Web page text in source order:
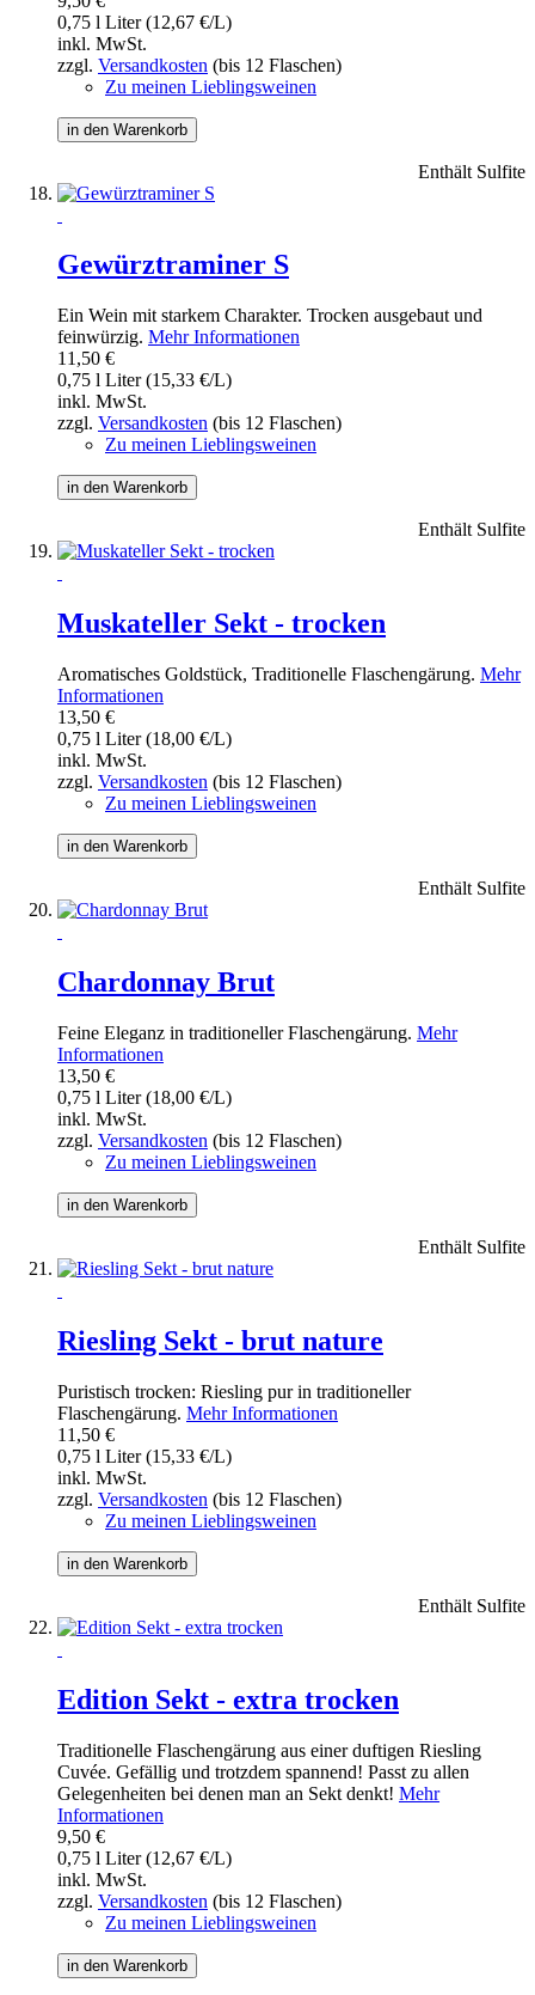
0,75 l Liter (12,67 €/L)
inkl. MwSt.
zzgl. Versandkosten (bis 12 Flaschen)
Zu meinen Lieblingsweinen
in den Warenkorb
Enthält Sulfite
Gewürztraminer S
Ein Wein mit starkem Charakter. Trocken ausgebaut und
feinwürzig. Mehr Informationen
11,50 €
0,75 l Liter (15,33 €/L)
inkl. MwSt.
zzgl. Versandkosten (bis 12 Flaschen)
Zu meinen Lieblingsweinen
in den Warenkorb
Enthält Sulfite
Muskateller Sekt - trocken
Aromatisches Goldstück, Traditionelle Flaschengärung. Mehr
Informationen
13,50 €
0,75 l Liter (18,00 €/L)
inkl. MwSt.
zzgl. Versandkosten (bis 12 Flaschen)
Zu meinen Lieblingsweinen
in den Warenkorb
Enthält Sulfite
Chardonnay Brut
Feine Eleganz in traditioneller Flaschengärung. Mehr
Informationen
13,50 €
0,75 l Liter (18,00 €/L)
inkl. MwSt.
zzgl. Versandkosten (bis 12 Flaschen)
Zu meinen Lieblingsweinen
in den Warenkorb
Enthält Sulfite
Riesling Sekt - brut nature
Puristisch trocken: Riesling pur in traditioneller
Flaschengärung. Mehr Informationen
11,50 €
0,75 l Liter (15,33 €/L)
inkl. MwSt.
zzgl. Versandkosten (bis 12 Flaschen)
Zu meinen Lieblingsweinen
in den Warenkorb
Enthält Sulfite
Edition Sekt - extra trocken
Traditionelle Flaschengärung aus einer duftigen Riesling
Cuvée. Gefällig und trotzdem spannend! Passt zu allen
Gelegenheiten bei denen man an Sekt denkt! Mehr
Informationen
9,50 €
0,75 l Liter (12,67 €/L)
inkl. MwSt.
zzgl. Versandkosten (bis 12 Flaschen)
Zu meinen Lieblingsweinen
in den Warenkorb